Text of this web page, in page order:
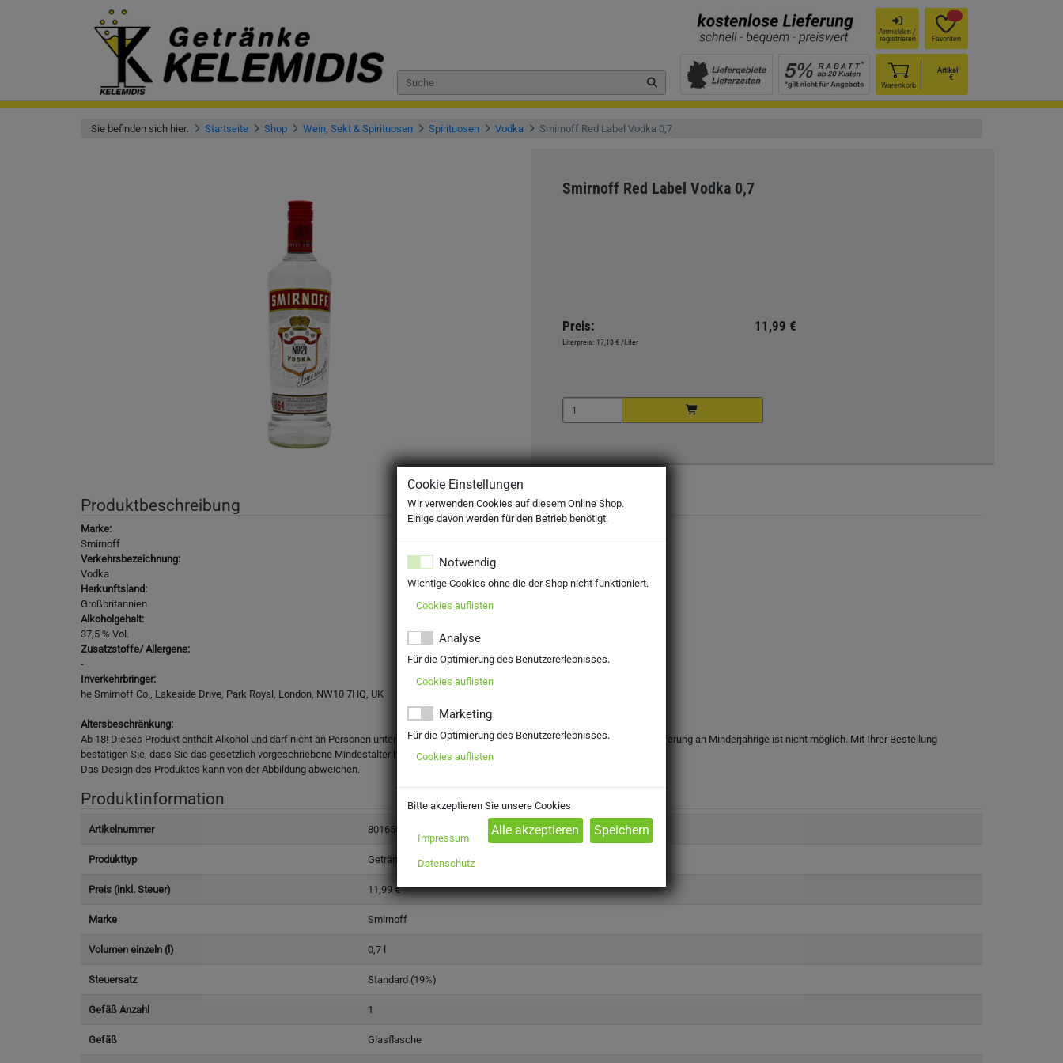
Anmelden /
registrieren
Favoriten
Warenkorb
Artikel
€
Sie befinden sich hier: Startseite Shop Wein, Sekt & Spirituosen Spirituosen Vodka Smirnoff Red Label Vodka 0,7
Smirnoff Red Label Vodka 0,7
Preis: 11,99 €
Literpreis: 17,13 € /Liter
Produktbeschreibung
Marke:
Smirnoff
Verkehrsbezeichnung:
Vodka
Herkunftsland:
Großbritannien
Alkoholgehalt:
37,5 % Vol.
Zusatzstoffe/ Allergene:
-
Inverkehrbringer:
he Smirnoff Co., Lakeside Drive, Park Royal, London, NW10 7HQ, UK
Altersbeschränkung:
Ab 18! Dieses Produkt enthält Alkohol und darf nicht an Personen unter dem gesetzlichen Mindestalter abgegeben werden. Eine Lieferung an Minderjährige ist nicht möglich. Mit Ihrer Bestellung
bestätigen Sie, dass Sie das gesetzlich vorgeschriebene Mindestalter haben.
Das Design des Produktes kann von der Abbildung abweichen.
Produktinformation
Artikelnummer 801650
Produkttyp Getränke
Preis (inkl. Steuer) 11,99 €
Marke Smirnoff
Volumen einzeln (l) 0,7 l
Steuersatz Standard (19%)
Gefäß Anzahl 1
Gefäß Glasflasche
Cookie Einstellungen
Wir verwenden Cookies auf diesem Online Shop.
Einige davon werden für den Betrieb benötigt.
Notwendig
Wichtige Cookies ohne die der Shop nicht funktioniert.
Cookies auflisten
Analyse
Für die Optimierung des Benutzererlebnisses.
Cookies auflisten
Marketing
Für die Optimierung des Benutzererlebnisses.
Cookies auflisten
Bitte akzeptieren Sie unsere Cookies
Impressum
Datenschutz